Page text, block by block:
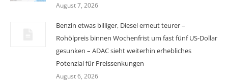
August 7, 2026
Benzin etwas billiger, Diesel erneut teurer –
Rohölpreis binnen Wochenfrist um fast fünf US-Dollar
gesunken – ADAC sieht weiterhin erhebliches
Potenzial für Preissenkungen
August 6, 2026